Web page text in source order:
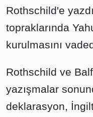
Rothschild'e
topraklarında
kurulmasını
Rothschild ve
yazışmalar
deklarasyon,